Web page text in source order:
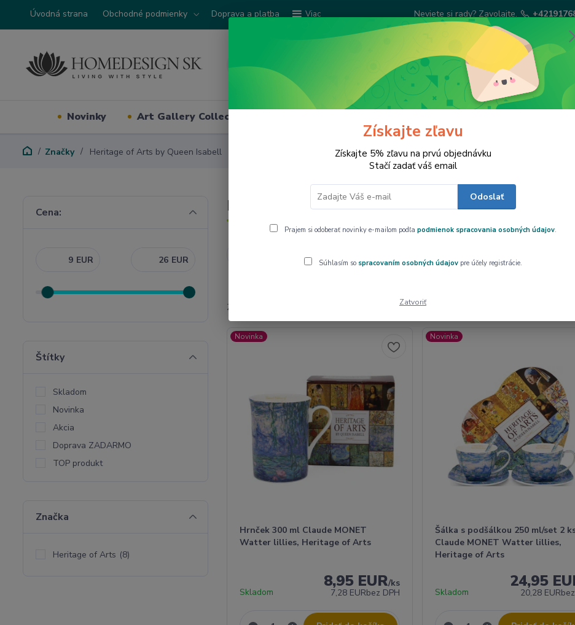
Úvodná strana Obchodné podmienky Doprava a platba Viac Neviete si rady? Zavolajte.
Novinky Art Gallery Collection Kuchynske
Značky Heritage of Arts by Queen Isabell
Heritage of Arts by Queen Isabell
Najlacnejšie
Zobrazujem 1-8 z 8
Novinka
Hrnček 300 ml Claude MONET
Watter lillies, Heritage of Arts
8,95 EUR/ks
7,28 EURbez DPH
Skladom
Novinka
Šálka s podšálkou 250 ml/set 2
Claude MONET Watter lillies,
Heritage of Arts
24,95
20,28 EUR
Skladom
Cena:
EUR EUR
Štítky
Skladom
Novinka
Akcia
Doprava ZADARMO
TOP produkt
Značka
Heritage of Arts (8)
Získajte zľavu
Získajte 5% zľavu na prvú objednávku
Stačí zadať váš email
Odoslať
Prajem si odoberať novinky e-mailom podľa podmienok spracovania osobných údajov.
Súhlasím so spracovaním osobných údajovpre účely registrácie.
Zatvoriť